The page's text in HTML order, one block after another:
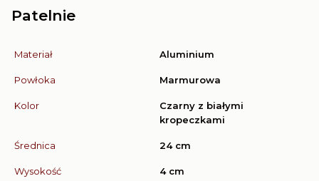
Patelnie
Materiał Aluminium
Powłoka Marmurowa
Kolor
Czarny z białymi
kropeczkami
Średnica 24 cm
Wysokość 4 cm